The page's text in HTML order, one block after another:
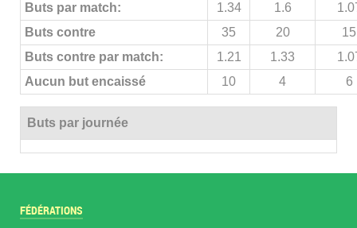
Buts par match:
1.34 1.6
Buts contre
35 20
15
Buts contre par match:
1.21 1.33
Aucun but encaissé
10 4 6
Buts par journée
FÉDÉRATIONS